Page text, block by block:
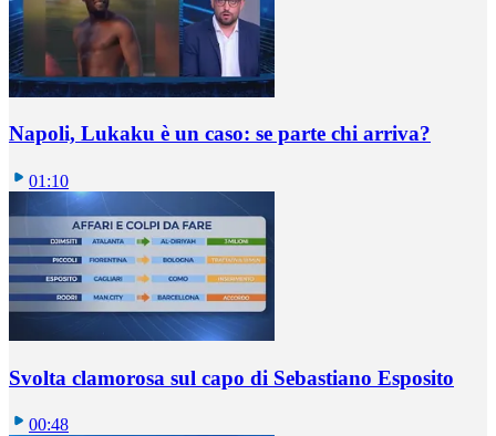
Napoli, Lukaku è un caso: se parte chi arriva?
01:10
Svolta clamorosa sul capo di Sebastiano Esposito
00:48